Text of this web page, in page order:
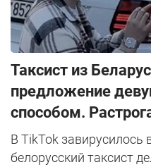
Таксист из
предложение
способом.
В TikTok завирусилось
белорусский таксист